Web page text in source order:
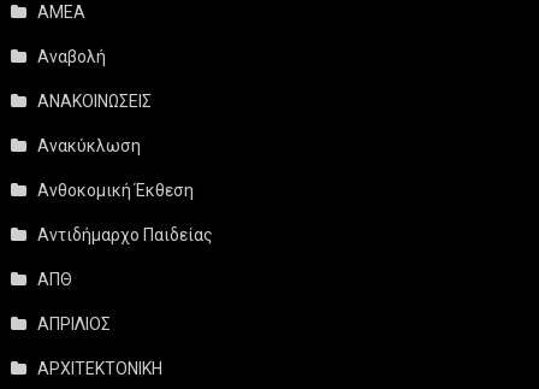
ΑΜΕΑ
Αναβολή
ΑΝΑΚΟΙΝΩΣΕΙΣ
Ανακύκλωση
Ανθοκομική Έκθεση
Αντιδήμαρχο Παιδείας
ΑΠΘ
ΑΠΡΙΛΙΟΣ
ΑΡΧΙΤΕΚΤΟΝΙΚΗ